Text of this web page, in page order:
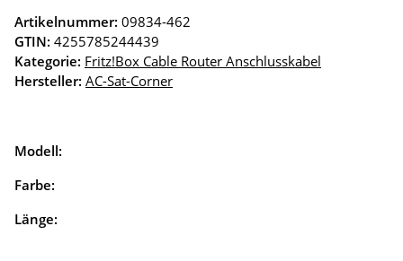
Artikelnummer: 09834-462
GTIN: 4255785244439
Kategorie: Fritz!Box Cable Router Anschlusskabel
Hersteller: AC-Sat-Corner
Modell:
Farbe:
Länge: